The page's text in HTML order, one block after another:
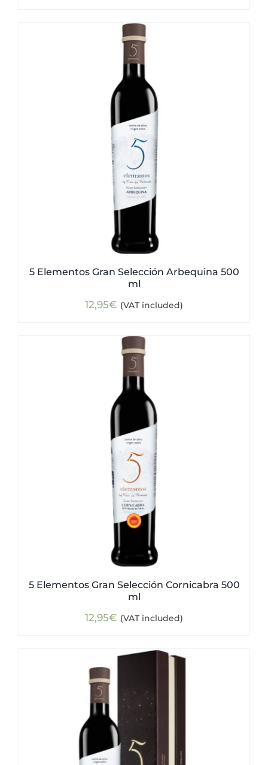
5 Elementos Gran Selección Arbequina 500
ml
12,95€ (VAT included)
5 Elementos Gran Selección Cornicabra 500
ml
12,95€ (VAT included)